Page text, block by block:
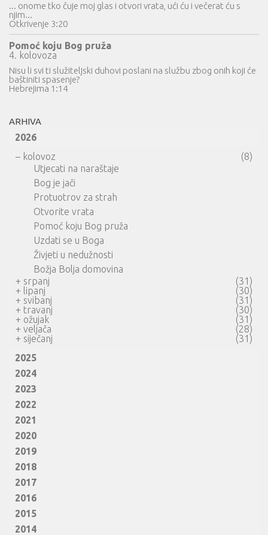
... onome tko čuje moj glas i otvori vrata, ući ću i večerat ću s
njim...
Otkrivenje 3:20
Pomoć koju Bog pruža
4. kolovoza
Nisu li svi ti služiteljski duhovi poslani na službu zbog onih koji će
baštiniti spasenje?
Hebrejima 1:14
ARHIVA
2026
– kolovoz
(8)
Utjecati na naraštaje
Bog je jači
Protuotrov za strah
Otvorite vrata
Pomoć koju Bog pruža
Uzdati se u Boga
Živjeti u nedužnosti
Božja Bolja domovina
+ srpanj
(31)
+ lipanj
(30)
+ svibanj
(31)
+ travanj
(30)
+ ožujak
(31)
+ veljača
(28)
+ siječanj
(31)
2025
2024
2023
2022
2021
2020
2019
2018
2017
2016
2015
2014